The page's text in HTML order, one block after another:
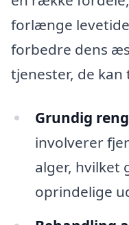
forlænge
forbedre dens
tjenester, de kan
Grundig
involverer
alger, hvilket
oprindelige